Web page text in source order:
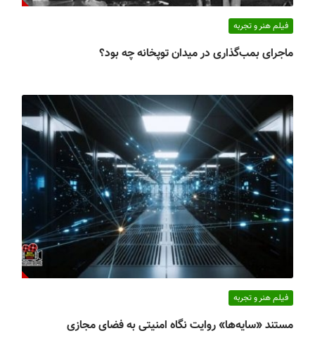
فیلم هنر و تجربه
ماجرای بمب‌گذاری در میدان توپخانه چه بود؟
فیلم هنر و تجربه
مستند «سایه‌ها» روایت نگاه امنیتی به فضای مجازی